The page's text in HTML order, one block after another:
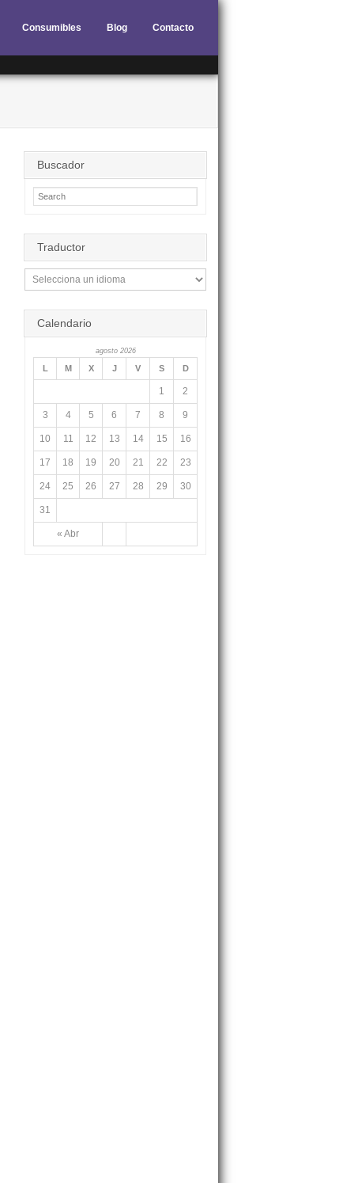
Consumibles Blog Contacto
Buscador
Traductor
Calendario
agosto 2026
L M X J V S D
« Abr
1 2
3 4 5 6 7 8 9
10 11 12 13 14 15 16
17 18 19 20 21 22 23
24 25 26 27 28 29 30
31